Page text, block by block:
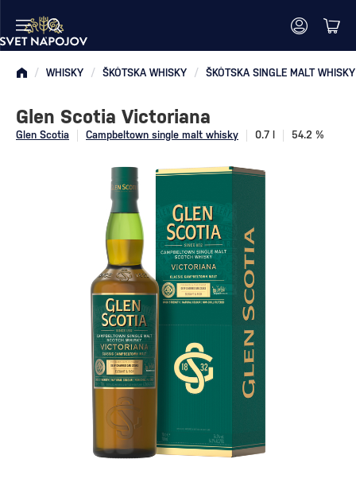
/ WHISKY / ŠKÓTSKA WHISKY / ŠKÓTSKA SINGLE MALT WHISKY
Glen Scotia Campbeltown single malt whisky 0.7 l 54.2 %
Glen Scotia Victoriana